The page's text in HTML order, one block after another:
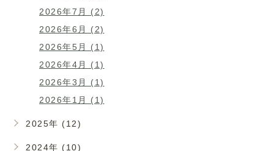
2026年7月 (2)
2026年6月 (2)
2026年5月 (1)
2026年4月 (1)
2026年3月 (1)
2026年1月 (1)
2025年 (12)
2024年 (10)